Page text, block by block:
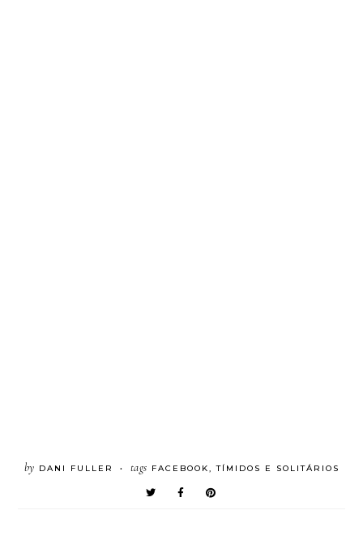
by DANI FULLER • tags FACEBOOK,TÍMIDOS E SOLITÁRIOS